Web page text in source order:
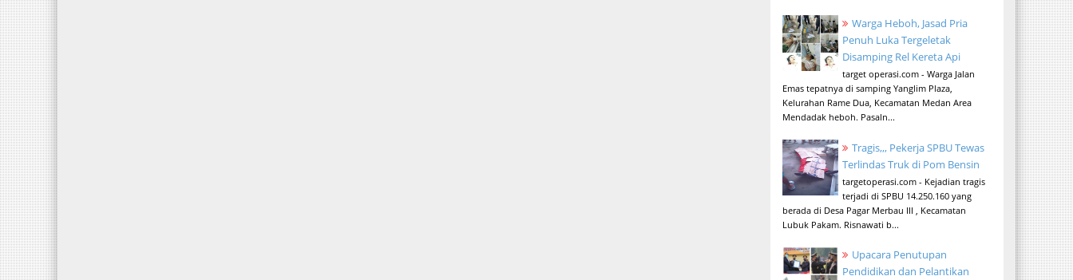
Warga Heboh, Jasad Pria
Penuh Luka Tergeletak
Disamping Rel Kereta Api
target operasi.com - Warga Jalan
Emas tepatnya di samping Yanglim Plaza,
Kelurahan Rame Dua, Kecamatan Medan Area
Mendadak heboh. Pasaln...
Tragis,,, Pekerja SPBU Tewas
Terlindas Truk di Pom Bensin
targetoperasi.com - Kejadian tragis
terjadi di SPBU 14.250.160 yang
berada di Desa Pagar Merbau III , Kecamatan
Lubuk Pakam. Risnawati b...
Upacara Penutupan
Pendidikan dan Pelantikan